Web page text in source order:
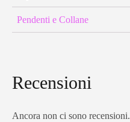
Pendenti e Collane
Recensioni
Ancora non ci sono recensioni.